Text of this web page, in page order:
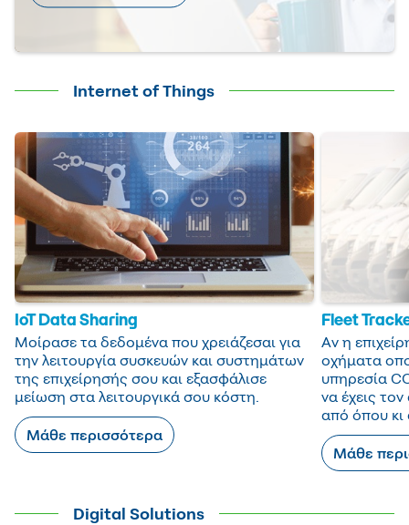
Ιnternet of Things
IoT Data Sharing
Μοίρασε τα δεδομένα που χρειάζεσαι για
την λειτουργία συσκευών και συστημάτων
της επιχείρησής σου και εξασφάλισε
μείωση στα λειτουργικά σου κόστη.
Μάθε περισσότερα
Fleet
Αν η
οχήµατα
υπηρεσία
να έχεις
από όπου κι
Μάθε
Digital Solutions